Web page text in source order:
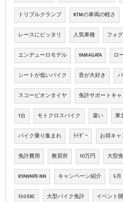
トリプルクランプ KTMの車両の軽さ
レースにピッタリ 人気車種 フォ
エンデューロモデル YAMAGATA ロ
シートが低いバイク 音が大好き
スコーピオンタイヤ 免許サポートキ
1台 モトクロスバイク 違い 東
バイク乗り集まれ ﾗｲﾀﾞｰ お得キ
免許費用 教習所 10万円 大型
KYANNPE-NN キャンペーン紹介 5月
150 EXC 大型バイク免許 イベント